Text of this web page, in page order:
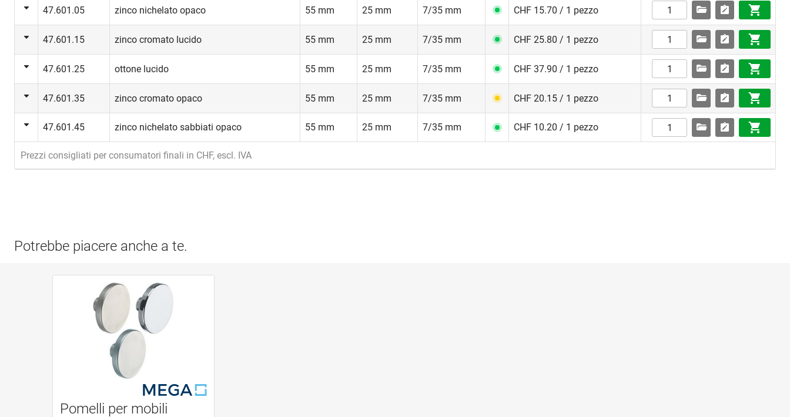
47.601.05 zinco nichelato opaco 55 mm 25 mm 7/35 mm CHF 15.70 / 1 pezzo
47.601.15 zinco cromato lucido 55 mm 25 mm 7/35 mm CHF 25.80 / 1 pezzo
47.601.25 ottone lucido 55 mm 25 mm 7/35 mm CHF 37.90 / 1 pezzo
47.601.35 zinco cromato opaco 55 mm 25 mm 7/35 mm CHF 20.15 / 1 pezzo
47.601.45 zinco nichelato sabbiati opaco 55 mm 25 mm 7/35 mm CHF 10.20 / 1 pezzo
Prezzi consigliati per consumatori finali in CHF, escl. IVA
Potrebbe piacere anche a te.
Pomelli per mobili